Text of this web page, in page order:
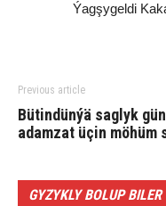
Ýagşygeldi
Previous article
Bütindünýä saglyk
adamzat üçin möhüm
GYZYKLY BOLUP BILER